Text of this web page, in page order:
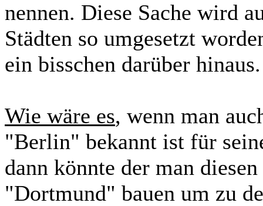
nennen. Diese Sache wird
Städten so umgesetzt
ein bisschen darüber hinaus.
Wie wäre es, wenn man
"Berlin" bekannt ist für
dann könnte der man
"Dortmund" bauen um zu